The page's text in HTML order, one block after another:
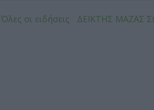
Όλες οι ειδήσεις ΔΕΙΚΤΗΣ ΜΑΖΑΣ